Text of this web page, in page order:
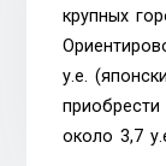
крупных
у.е.
около 3,7